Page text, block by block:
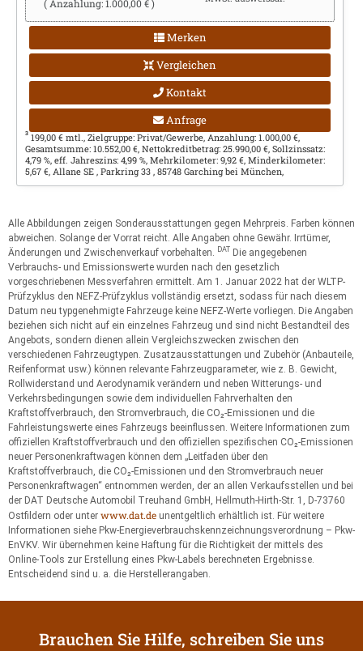
( Anzahlung: 1.000,00 € )
Merken
Vergleichen
Kontakt
Anfrage
3 199,00 € mtl., Zielgruppe: Privat/Gewerbe, Anzahlung: 1.000,00 €,
Gesamtsumme: 10.552,00 €, Nettokreditbetrag: 25.990,00 €, Sollzinssatz:
4,79 %, eff. Jahreszins: 4,99 %, Mehrkilometer: 9,92 €, Minderkilometer:
5,67 €, Allane SE , Parkring 33 , 85748 Garching bei München,
Alle Abbildungen zeigen Sonderausstattungen gegen Mehrpreis. Farben können
abweichen. Solange der Vorrat reicht. Alle Angaben ohne Gewähr. Irrtümer,
Änderungen und Zwischenverkauf vorbehalten. DAT Die angegebenen
Verbrauchs- und Emissionswerte wurden nach den gesetzlich
vorgeschriebenen Messverfahren ermittelt. Am 1. Januar 2022 hat der WLTP-
Prüfzyklus den NEFZ-Prüfzyklus vollständig ersetzt, sodass für nach diesem
Datum neu typgenehmigte Fahrzeuge keine NEFZ-Werte vorliegen. Die Angaben
beziehen sich nicht auf ein einzelnes Fahrzeug und sind nicht Bestandteil des
Angebots, sondern dienen allein Vergleichszwecken zwischen den
verschiedenen Fahrzeugtypen. Zusatzausstattungen und Zubehör (Anbauteile,
Reifenformat usw.) können relevante Fahrzeugparameter, wie z. B. Gewicht,
Rollwiderstand und Aerodynamik verändern und neben Witterungs- und
Verkehrsbedingungen sowie dem individuellen Fahrverhalten den
Kraftstoffverbrauch, den Stromverbrauch, die CO₂-Emissionen und die
Fahrleistungswerte eines Fahrzeugs beeinflussen. Weitere Informationen zum
offiziellen Kraftstoffverbrauch und den offiziellen spezifischen CO₂-Emissionen
neuer Personenkraftwagen können dem „Leitfaden über den
Kraftstoffverbrauch, die CO₂-Emissionen und den Stromverbrauch neuer
Personenkraftwagen“ entnommen werden, der an allen Verkaufsstellen und bei
der DAT Deutsche Automobil Treuhand GmbH, Hellmuth-Hirth-Str. 1, D-73760
Ostfildern oder unter www.dat.de unentgeltlich erhältlich ist. Für weitere
Informationen siehe Pkw-Energieverbrauchskennzeichnungsverordnung – Pkw-
EnVKV. Wir übernehmen keine Haftung für die Richtigkeit der mittels des
Online-Tools zur Erstellung eines Pkw-Labels berechneten Ergebnisse.
Entscheidend sind u. a. die Herstellerangaben.
Brauchen Sie Hilfe, schreiben Sie uns